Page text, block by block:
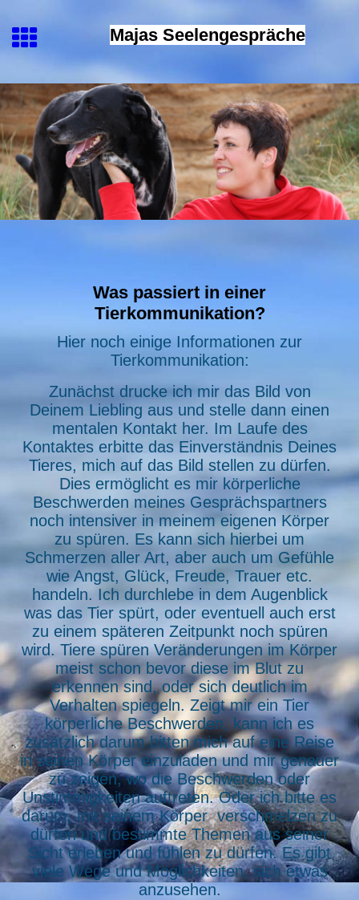
Majas Seelengespräche
Was passiert in einer
Tierkommunikation?
Hier noch einige Informationen zur
Tierkommunikation:
Zunächst drucke ich mir das Bild von
Deinem Liebling aus und stelle dann einen
mentalen Kontakt her. Im Laufe des
Kontaktes erbitte das Einverständnis Deines
Tieres, mich auf das Bild stellen zu dürfen.
Dies ermöglicht es mir körperliche
Beschwerden meines Gesprächspartners
noch intensiver in meinem eigenen Körper
zu spüren. Es kann sich hierbei um
Schmerzen aller Art, aber auch um Gefühle
wie Angst, Glück, Freude, Trauer etc.
handeln. Ich durchlebe in dem Augenblick
was das Tier spürt, oder eventuell auch erst
zu einem späteren Zeitpunkt noch spüren
wird. Tiere spüren Veränderungen im Körper
meist schon bevor diese im Blut zu
erkennen sind, oder sich deutlich im
Verhalten spiegeln. Zeigt mir ein Tier
körperliche Beschwerden, kann ich es
zusätzlich darum bitten mich auf eine Reise
in seinen Körper einzuladen und mir genauer
zu zeigen, wo die Beschwerden oder
Unstimmigkeiten auftreten. Oder ich bitte es
darum, mit seinem Körper verschmelzen zu
dürfen und bestimmte Themen aus seiner
Sicht erleben und fühlen zu dürfen. Es gibt
viele Wege und Möglichkeiten, sich etwas
anzusehen.